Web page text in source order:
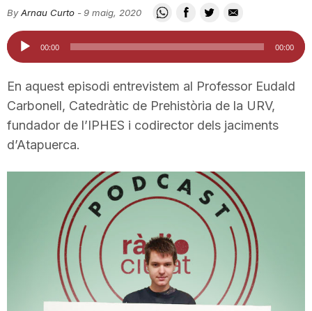
u
t
a
By Arnau Curto -9 maig, 2020
Reproductor
d'àudio
00:00 00:00
En aquest episodi entrevistem al Professor Eudald
Carbonell, Catedràtic de Prehistòria de la URV,
fundador de l’IPHES i codirector dels jaciments
d’Atapuerca.